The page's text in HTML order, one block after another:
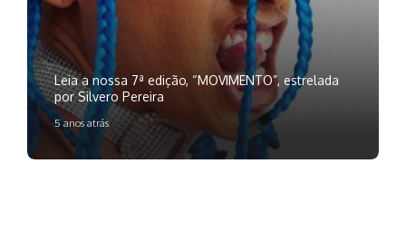
Leia a nossa 7ª edição, “MOVIMENTO”, estrelada
por Silvero Pereira
5 anos atrás